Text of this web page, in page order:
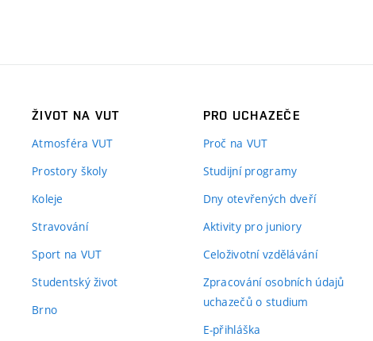
ŽIVOT NA VUT
Atmosféra VUT
Prostory školy
Koleje
Stravování
Sport na VUT
Studentský život
Brno
PRO UCHAZEČE
Proč na VUT
Studijní programy
Dny otevřených dveří
Aktivity pro juniory
Celoživotní vzdělávání
Zpracování osobních údajů
uchazečů o studium
E-přihláška